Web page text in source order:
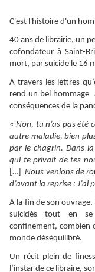
C'est l'histoire d'un
40 ans de librairie, un
cofondateur à Saint-
mort, par suicide le 16
A travers les lettres
rend un bel hommage
conséquences de la
«Non, tu n’as pas été
autre maladie, bien
par le chagrin. Dans
qui te privait de tes
[…]Nous venions de
d’avant la reprise : J’ai
A la fin de son ouvrage,
suicidés tout en
confinement, combien
monde déséquilibré.
Un récit plein de
l’instar de ce libraire,